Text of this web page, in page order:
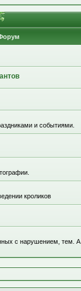
и событиями.
кроликов
с нарушением, тем. А